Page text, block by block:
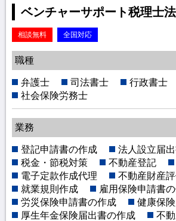
ベンチャーサポート税理士
相談無料 全国対応
職種
弁護士 司法書士 行政書士
社会保険労務士
業務
登記申請書の作成
法人設立届
税金・節税対策
不動産登記
電子定款作成代理
不動産財産
就業規則作成
雇用保険申請書
労災保険申請書の作成
健康保
厚生年金保険届出書の作成
不